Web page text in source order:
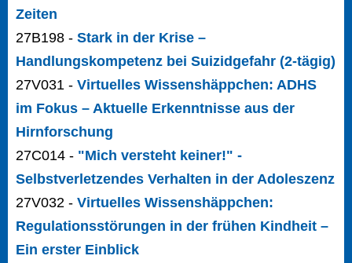
Zeiten
27B198 - Stark in der Krise –
Handlungskompetenz bei Suizidgefahr (2-tägig)
27V031 - Virtuelles Wissenshäppchen: ADHS
im Fokus – Aktuelle Erkenntnisse aus der
Hirnforschung
27C014 - "Mich versteht keiner!" -
Selbstverletzendes Verhalten in der Adoleszenz
27V032 - Virtuelles Wissenshäppchen:
Regulationsstörungen in der frühen Kindheit –
Ein erster Einblick